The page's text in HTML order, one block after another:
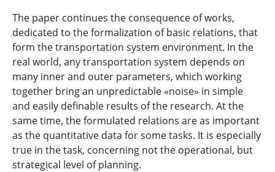
The paper continues the consequence of works,
dedicated to the formalization of basic relations, that
form the transportation system environment. In the
real world, any transportation system depends on
many inner and outer parameters, which working
together bring an unpredictable «noise» in simple
and easily definable results of the research. At the
same time, the formulated relations are as important
as the quantitative data for some tasks. It is especially
true in the task, concerning not the operational, but
strategical level of planning.